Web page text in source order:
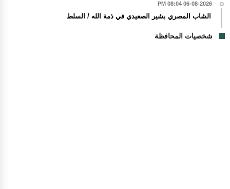
06-08-2026 08:04 PM
الشاب المصري بشير الصعيدي في ذمة الله / السلط
شخصيات المحافظة